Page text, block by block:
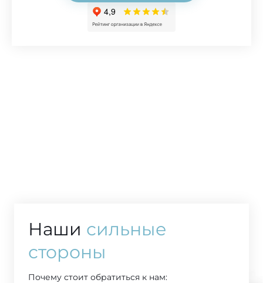
Наши сильные
стороны
Почему стоит обратиться к нам: